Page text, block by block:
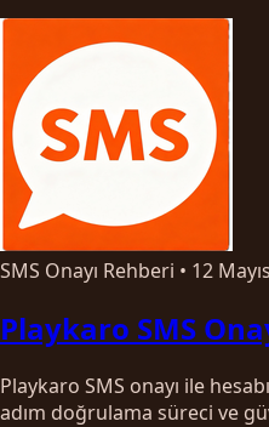
SMS Onayı Rehberi • 12
Playkaro SMS
Playkaro SMS onayı ile
adım doğrulama süreci ve